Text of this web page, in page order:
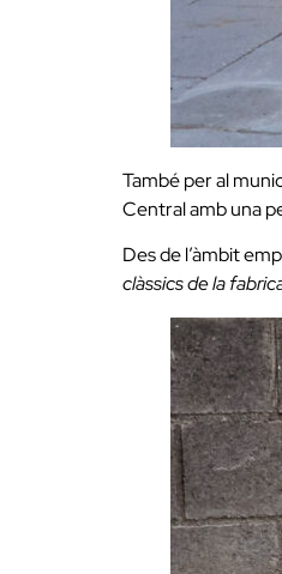
També per al
Central amb una
Des de l’àmbit
clàssics de la